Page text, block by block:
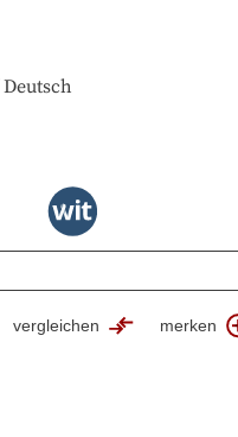
Deutsch
vergleichen merken